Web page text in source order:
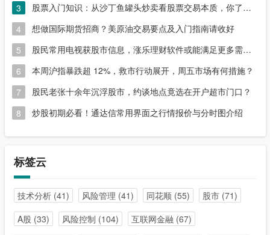
3
股票入门知识：从沙丁鱼罐头炒卖看股票交易本质，你了解吗？
4
想做国际期货招商？美原油交易要点及入门指南请收好
5
股民常用电视获股市信息，涨乐理财软件或能满足更多需求？
6
本周沪指暴跌超 12%，救市行动展开，周五市场有何措施？
7
股民老张十余年沉浮股市，约谈地点竟选在开户超市门口？
8
炒股初期必看！通达信常用界面之行情报价与分时图介绍
标签云
技术分析(41) 风险管理 (41) 同花顺(55) 股市(71)
A股 (33) 风险控制 (104) 互联网金融 (67)